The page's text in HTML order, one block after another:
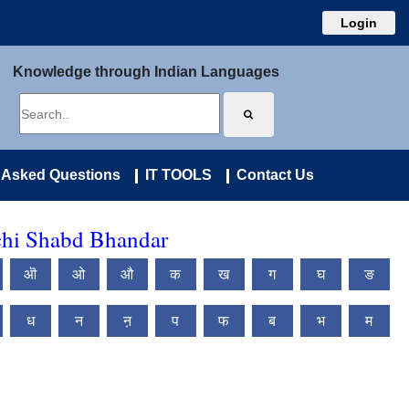
Login
Knowledge through Indian Languages
Questions IT TOOLS Contact Us
Shabd Bhandar
ऒ ओ औ क ख ग घ ङ
ध न ऩ प फ ब भ म